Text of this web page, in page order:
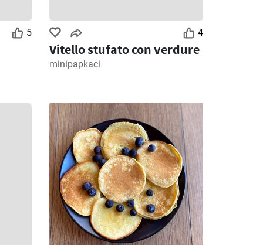
Giorni rimanenti: 3
MD Discount volantino Ipercoop volantino
5 4
Vitello stufato con verdure
minipapkaci